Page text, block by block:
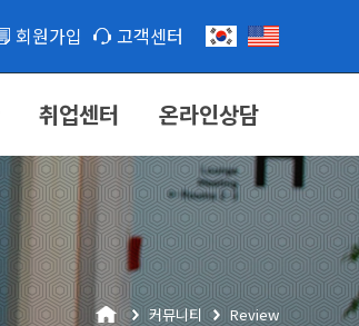
회원가입 고객센터
취업센터 온라인상담
커뮤니티 Review